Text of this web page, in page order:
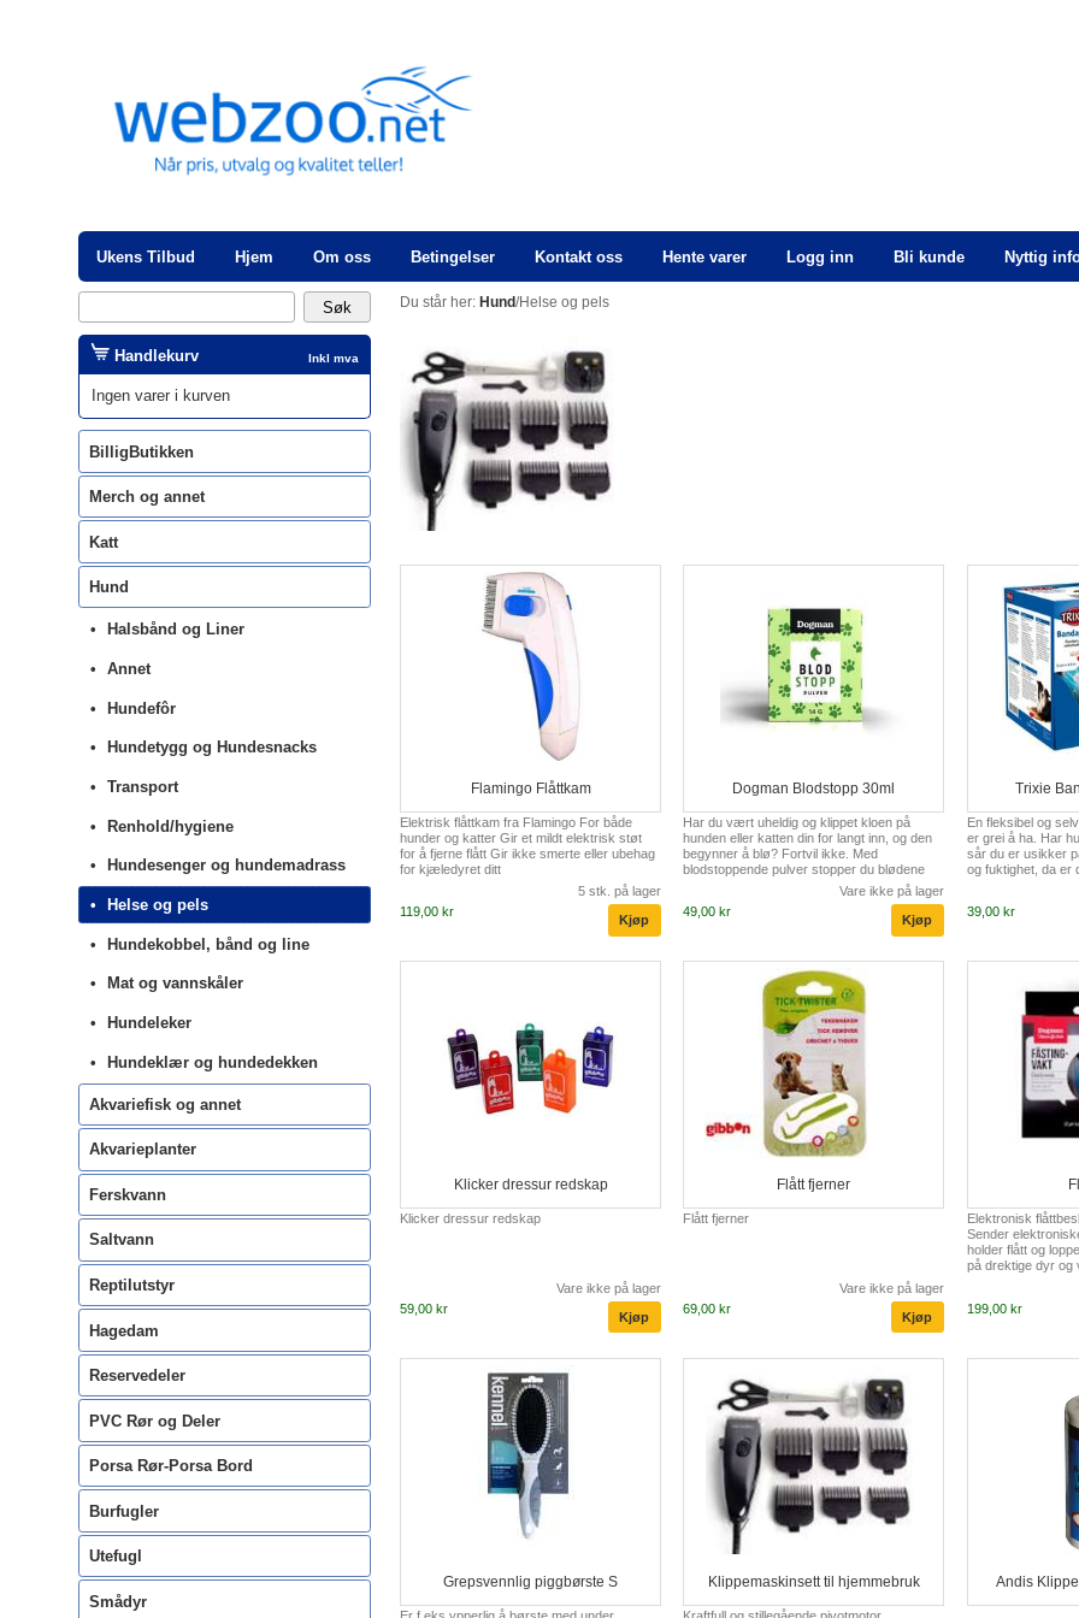
Ukens Tilbud Hjem Om oss Betingelser Kontakt oss Hente varer Logg inn Bli kunde Nyttig
Du står her: Hund/Helse og pels
Flamingo Flåttkam
Elektrisk flåttkam fra Flamingo For både
hunder og katter Gir et mildt elektrisk støt
for å fjerne flått Gir ikke smerte eller ubehag
for kjæledyret ditt
5 stk. på lager
119,00 kr
Dogman Blodstopp 30ml
Har du vært uheldig og klippet kloen på
hunden eller katten din for langt inn, og den
begynner å blø? Fortvil ikke. Med
blodstoppende pulver stopper du blødene
klør raskt og enkelt. Legg en knivspiss med
pulver direkte på såret og trykk lett. Kan
brukes til både hund, katt og små dyr.
Vare ikke på lager
49,00 kr
Trixie
En fleksibel og
er grei å ha. Har
sår du er usikker
og fuktighet, da er
bandasjen grei å
komfortabel å ha
stedet du vil
39,00 kr
Klicker dressur redskap
Klicker dressur redskap
Vare ikke på lager
59,00 kr
Flått fjerner
Flått fjerner
Vare ikke på lager
69,00 kr
Elektronisk
Sender
holder flått og
på drektige dyr og
anhenget til
199,00 kr
Grepsvennlig piggbørste S Klippemaskinsett til hjemmebruk Andis
Inkl mva
Handlekurv
Ingen varer i kurven
BilligButikken
Merch og annet
Katt
Hund
Halsbånd og Liner
Annet
Hundefôr
Hundetygg og Hundesnacks
Transport
Renhold/hygiene
Hundesenger og hundemadrass
Helse og pels
Hundekobbel, bånd og line
Mat og vannskåler
Hundeleker
Hundeklær og hundedekken
Akvariefisk og annet
Akvarieplanter
Ferskvann
Saltvann
Reptilutstyr
Hagedam
Reservedeler
PVC Rør og Deler
Porsa Rør-Porsa Bord
Burfugler
Utefugl
Smådyr